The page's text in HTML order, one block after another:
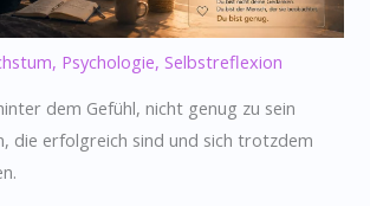
, Psychologie,Selbstreflexion
dem Gefühl, nicht genug zu sein
die erfolgreich sind und sich trotzdem